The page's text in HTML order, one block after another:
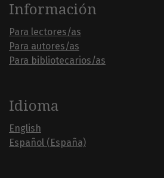
Información
Para lectores/as
Para autores/as
Para bibliotecarios/as
Idioma
English
Español (España)